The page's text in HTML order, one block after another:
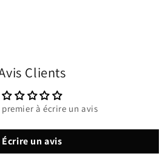
Clients
premier à écrire un avis
Écrire un avis